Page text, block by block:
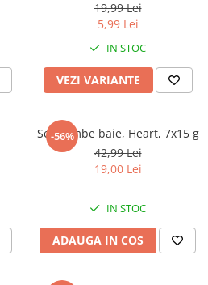
19,99 Lei
5,99 Lei
IN STOC
VEZI VARIANTE
-56%
Set bombe baie, Heart, 7x15 g
42,99 Lei
19,00 Lei
IN STOC
ADAUGA IN COS